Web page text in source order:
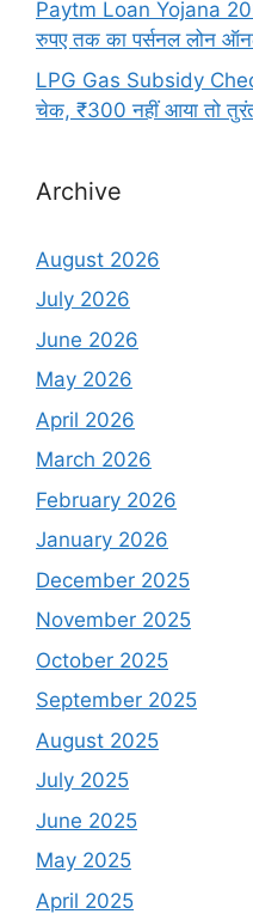
Paytm Loan Yojana
रुपए तक का पर्सनल लोन
LPG Gas Subsidy
चेक, ₹300 नहीं आया तो
Archive
August 2026
July 2026
June 2026
May 2026
April 2026
March 2026
February 2026
January 2026
December 2025
November 2025
October 2025
September 2025
August 2025
July 2025
June 2025
May 2025
April 2025